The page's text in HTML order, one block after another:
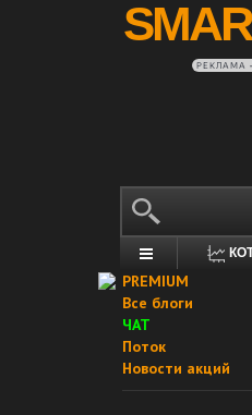
РЕКЛАМА •
PREMIUM
Все блоги
ЧАТ
Поток
Новости акций